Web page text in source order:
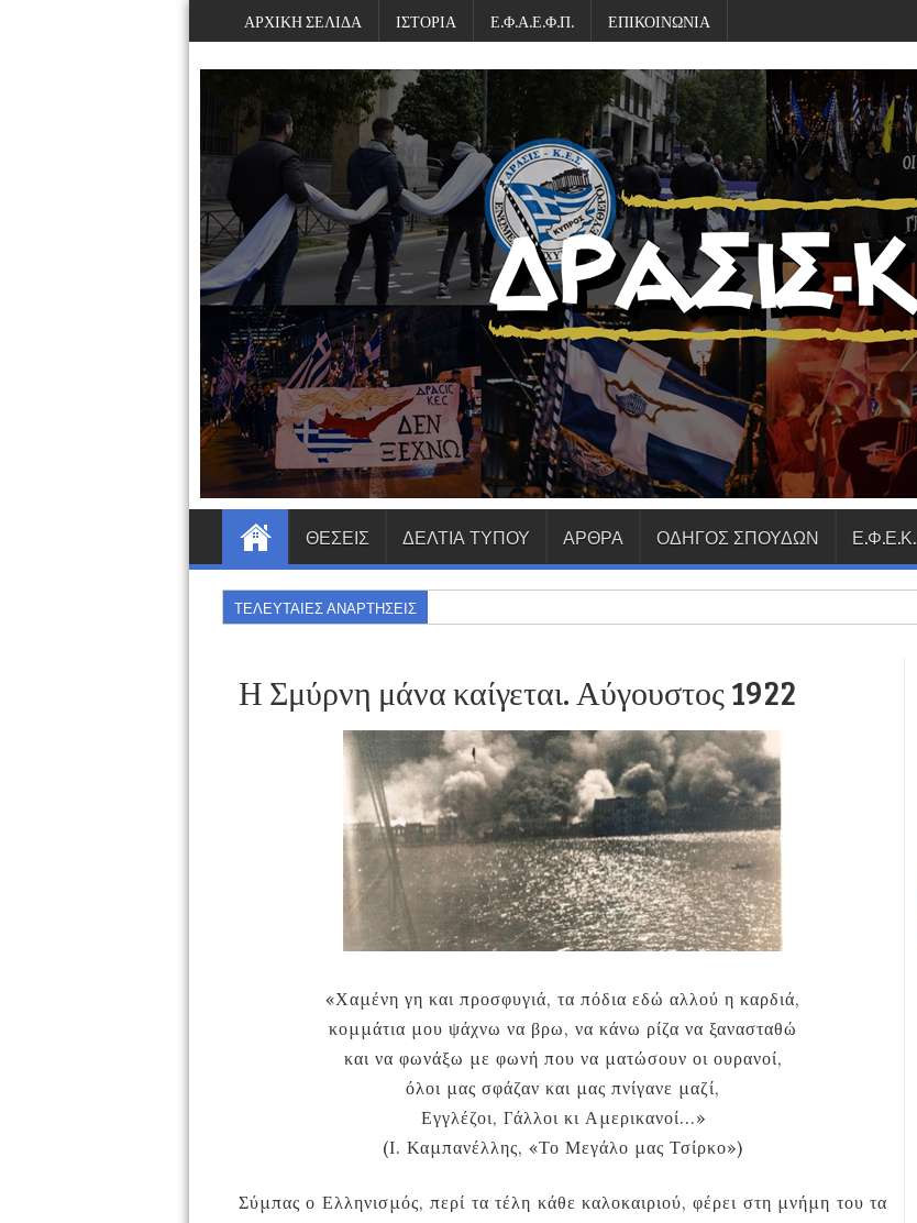
ΑΡΧΙΚΗ ΣΕΛΙΔΑ ΙΣΤΟΡΙΑ Ε.Φ.Α.Ε.Φ.Π. ΕΠΙΚΟΙΝΩΝΙΑ
ΘΕΣΕΙΣ ΔΕΛΤΙΑ ΤΥΠΟΥ ΑΡΘΡΑ ΟΔΗΓΟΣ ΣΠΟΥΔΩΝ Ε.Φ.Ε.Κ.
ΤΕΛΕΥΤΑΙΕΣ ΑΝΑΡΤΗΣΕΙΣ
Η Σμύρνη μάνα καίγεται. Αύγουστος 1922
«Χαμένη γη και προσφυγιά, τα πόδια εδώ αλλού η καρδιά,
κομμάτια μου ψάχνω να βρω, να κάνω ρίζα να ξανασταθώ
και να φωνάξω με φωνή που να ματώσουν οι ουρανοί,
όλοι μας σφάζαν και μας πνίγανε μαζί,
Εγγλέζοι, Γάλλοι κι Αμερικανοί...»
(Ι. Καμπανέλλης, «Το Μεγάλο μας Τσίρκο»)
Σύμπας ο Ελληνισμός, περί τα τέλη κάθε καλοκαιριού, φέρει στη μνήμη του τα